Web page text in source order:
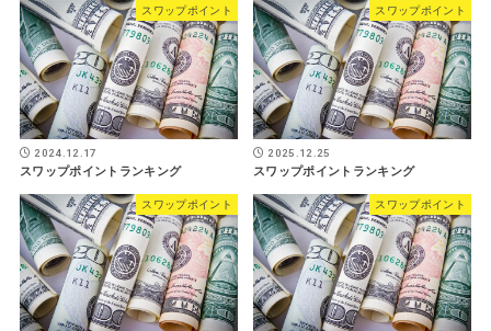
スワップポイント
2024.12.17
スワップポイントランキング
スワップポイント
2025.12.25
スワップポイントランキング
スワップポイント スワップポイント